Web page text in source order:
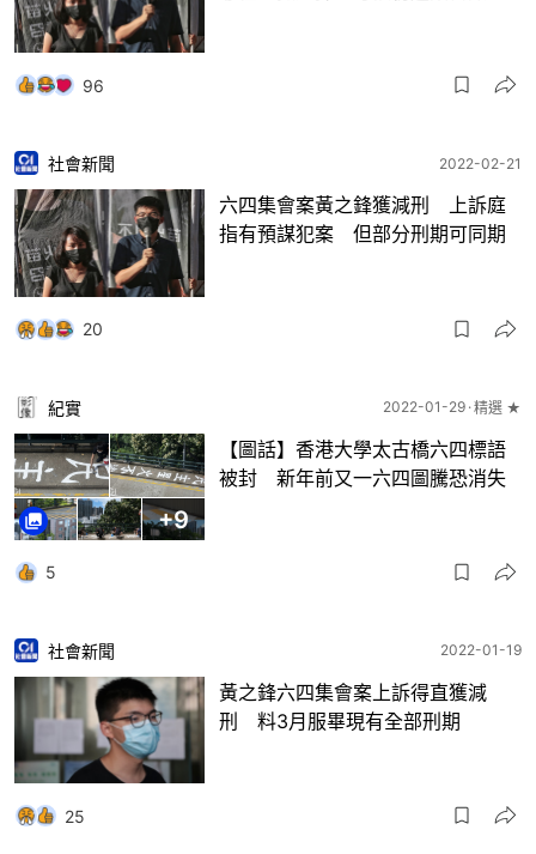
96
社會新聞 2022-02-21
六四集會案黃之鋒獲減刑 上訴庭
指有預謀犯案 但部分刑期可同期
20
+9
紀實 2022-01-29 精選 ★
【圖話】香港大學太古橋六四標語
被封 新年前又一六四圖騰恐消失
5
社會新聞 2022-01-19
黃之鋒六四集會案上訴得直獲減
刑 料3月服畢現有全部刑期
25